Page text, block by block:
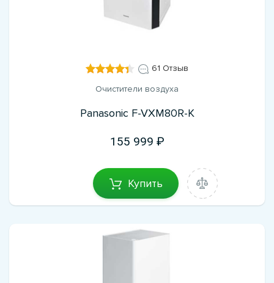
61 Отзыв
Очистители воздуха
Panasonic F-VXM80R-K
155 999
Купить